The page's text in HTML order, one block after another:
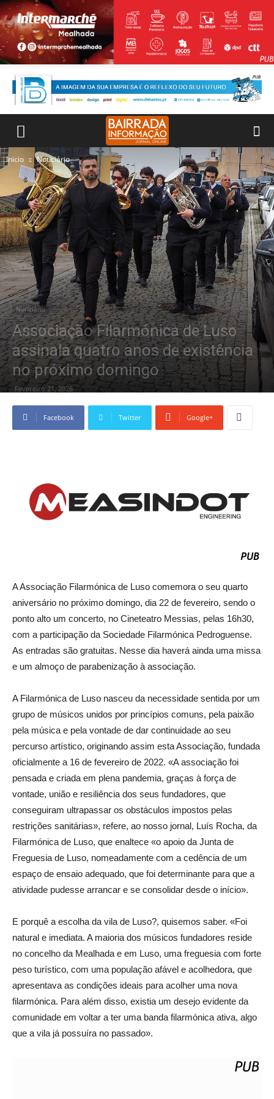
Inicio Noticiário
Noticiário
Associação Filarmónica de Luso
assinala quatro anos de existência
no próximo domingo
Fevereiro 21, 2026
Facebook Twitter Google+
A Associação Filarmónica de Luso comemora o seu quarto
aniversário no próximo domingo, dia 22 de fevereiro, sendo o
ponto alto um concerto, no Cineteatro Messias, pelas 16h30,
com a participação da Sociedade Filarmónica Pedroguense.
As entradas são gratuitas. Nesse dia haverá ainda uma missa
e um almoço de parabenização à associação.
A Filarmónica de Luso nasceu da necessidade sentida por um
grupo de músicos unidos por princípios comuns, pela paixão
pela música e pela vontade de dar continuidade ao seu
percurso artístico, originando assim esta Associação, fundada
oficialmente a 16 de fevereiro de 2022. «A associação foi
pensada e criada em plena pandemia, graças à força de
vontade, união e resiliência dos seus fundadores, que
conseguiram ultrapassar os obstáculos impostos pelas
restrições sanitárias», refere, ao nosso jornal, Luís Rocha, da
Filarmónica de Luso, que enaltece «o apoio da Junta de
Freguesia de Luso, nomeadamente com a cedência de um
espaço de ensaio adequado, que foi determinante para que a
atividade pudesse arrancar e se consolidar desde o início».
E porquê a escolha da vila de Luso?, quisemos saber. «Foi
natural e imediata. A maioria dos músicos fundadores reside
no concelho da Mealhada e em Luso, uma freguesia com forte
peso turístico, com uma população afável e acolhedora, que
apresentava as condições ideais para acolher uma nova
filarmónica. Para além disso, existia um desejo evidente da
comunidade em voltar a ter uma banda filarmónica ativa, algo
que a vila já possuíra no passado».